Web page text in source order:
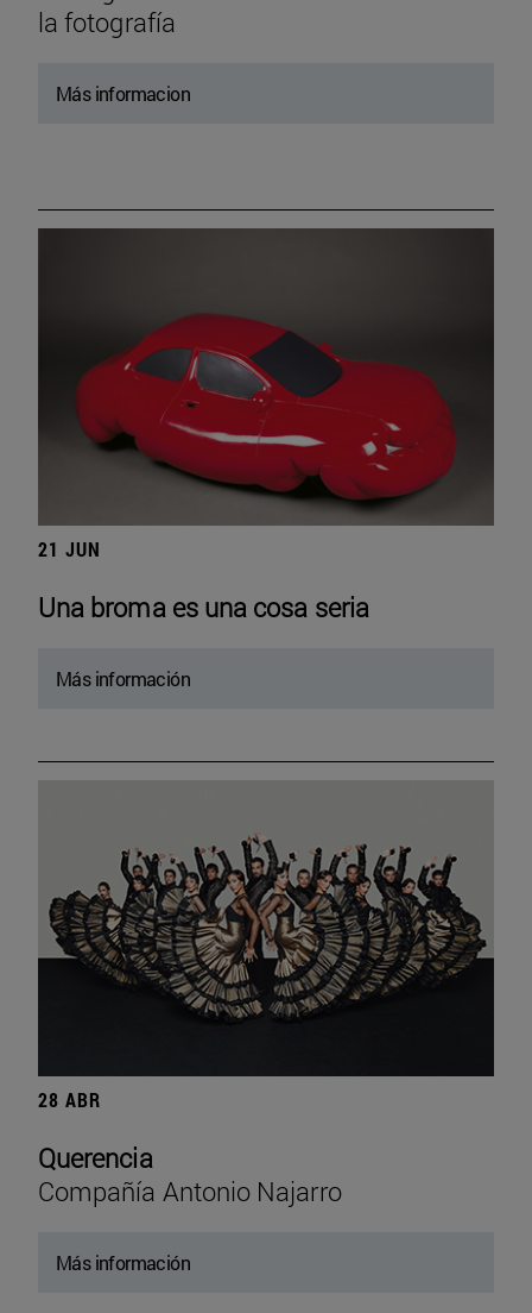
la fotografía
Más informacion
21 JUN
Una broma es una cosa seria
Más información
28 ABR
Querencia
Compañía Antonio Najarro
Más información